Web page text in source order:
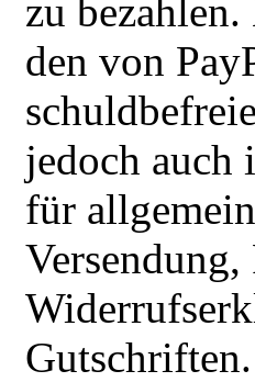
zu
den von
jedoch auch
für
Gutschriften.